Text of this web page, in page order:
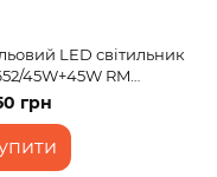
LED світильник
45W+45W RM
грн